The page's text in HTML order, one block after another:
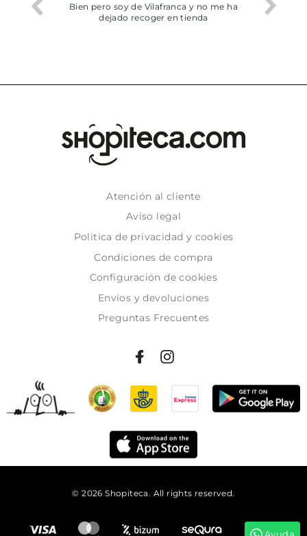
trobat
Bien pero soy de Vilafranca y no me ha
dejado recoger en tienda
Atención al cliente
Aviso legal
Politica de privacidad y cookies
Condiciones de compra
Configuración de cookies
Envíos y devoluciones
Preguntas Frecuentes
© 2026 Shopiteca. All rights reserved.